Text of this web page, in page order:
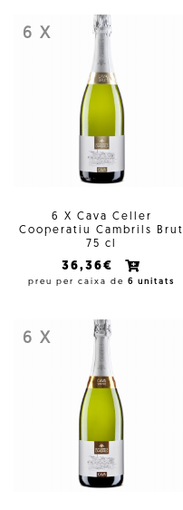
6 X
6 X Cava Celler
Cooperatiu Cambrils Brut
75 cl
36,36€
preu per caixa de 6 unitats
6 X